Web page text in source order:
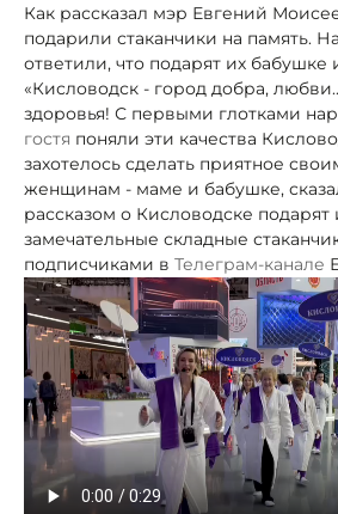
Как рассказал мэр Евгений
подарили стаканчики на память.
ответили, что подарят их бабушке
«Кисловодск - город добра,
здоровья! С первыми глотками
гостя поняли эти качества
захотелось сделать приятное
женщинам - маме и бабушке,
рассказом о Кисловодске подарят
замечательные складные
подписчиками в Телеграм-канале